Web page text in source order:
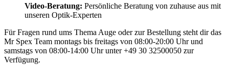
Video-Beratung: Persönliche Beratung von zuhause aus mit
unseren Optik-Experten
Für Fragen rund ums Thema Auge oder zur Bestellung steht dir das
Mr Spex Team montags bis freitags von 08:00-20:00 Uhr und
samstags von 08:00-14:00 Uhr unter +49 30 32500050 zur
Verfügung.